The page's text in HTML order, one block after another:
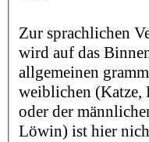
Zur sprachlichen
wird auf das
allgemeinen
weiblichen (Katze,
oder der
Löwin) ist hier